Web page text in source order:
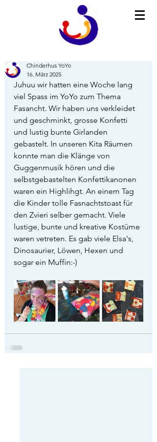
Chinderhus YoYo
16. März 2025
Juhuu wir hatten eine Woche lang
viel Spass im YoYo zum Thema
Fasancht. Wir haben uns verkleidet
und geschminkt, grosse Konfetti
und lustig bunte Girlanden
gebastelt. In unseren Kita Räumen
konnte man die Klänge von
Guggenmusik hören und die
selbstgebastelten Konfettikanonen
waren ein Highlihgt. An einem Tag
die Kinder tolle Fasnachtstoast für
den Zvieri selber gemacht. Viele
lustige, bunte und kreative Kostüme
waren vetreten. Es gab viele Elsa's,
Dinosaurier, Löwen, Hexen und
sogar ein Muffin:-)